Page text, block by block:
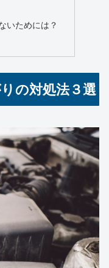
いためには？
の対処法３選